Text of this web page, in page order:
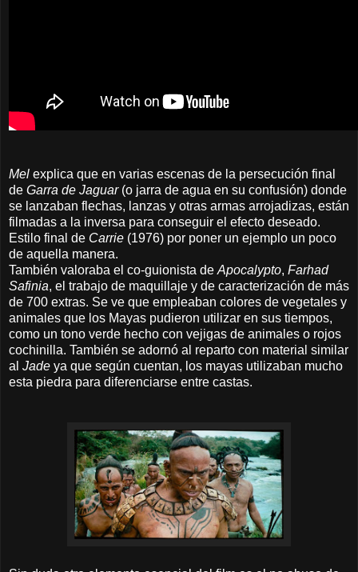
Mel explica que en varias escenas de la persecución final
de Garra de Jaguar (o jarra de agua en su confusión) donde
se lanzaban flechas, lanzas y otras armas arrojadizas, están
filmadas a la inversa para conseguir el efecto deseado.
Estilo final de Carrie (1976) por poner un ejemplo un poco
de aquella manera.
También valoraba el co-guionista de Apocalypto, Farhad
Safinia, el trabajo de maquillaje y de caracterización de más
de 700 extras. Se ve que empleaban colores de vegetales y
animales que los Mayas pudieron utilizar en sus tiempos,
como un tono verde hecho con vejigas de animales o rojos
cochinilla. También se adornó al reparto con material similar
al Jade ya que según cuentan, los mayas utilizaban mucho
esta piedra para diferenciarse entre castas.